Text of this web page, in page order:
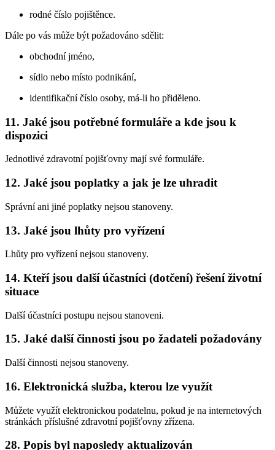
rodné číslo pojištěnce.
Dále po vás může být požadováno sdělit:
obchodní jméno,
sídlo nebo místo podnikání,
identifikační číslo osoby, má-li ho přiděleno.
11. Jaké jsou potřebné formuláře a kde jsou k
dispozici
Jednotlivé zdravotní pojišťovny mají své formuláře.
12. Jaké jsou poplatky a jak je lze uhradit
Správní ani jiné poplatky nejsou stanoveny.
13. Jaké jsou lhůty pro vyřízení
Lhůty pro vyřízení nejsou stanoveny.
14. Kteří jsou další účastníci (dotčení) řešení životní
situace
Další účastníci postupu nejsou stanoveni.
15. Jaké další činnosti jsou po žadateli požadovány
Další činnosti nejsou stanoveny.
16. Elektronická služba, kterou lze využít
Můžete využít elektronickou podatelnu, pokud je na internetových
stránkách příslušné zdravotní pojišťovny zřízena.
28. Popis byl naposledy aktualizován